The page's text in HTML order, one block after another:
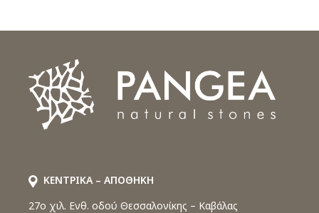
ΚΕΝΤΡΙΚΑ – ΑΠΟΘΗΚΗ
27o χιλ. Ενθ. οδού Θεσσαλονίκης – Καβάλας